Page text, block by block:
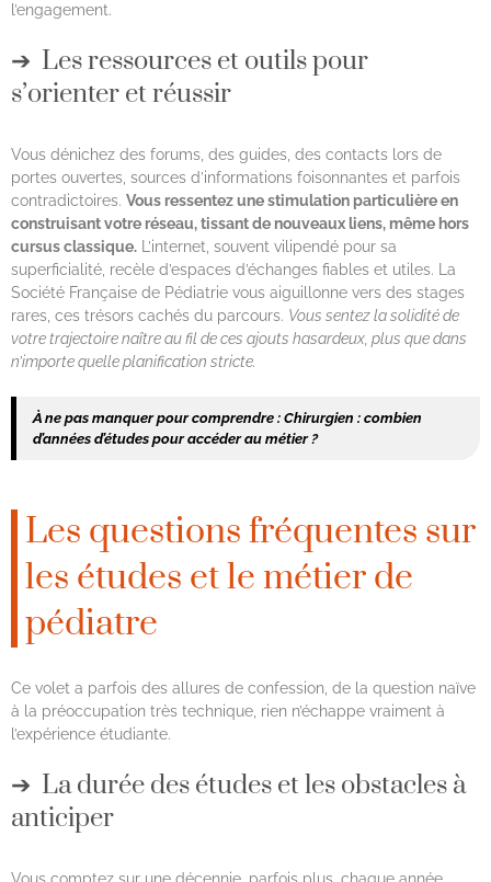
l’engagement.
Les ressources et outils pour
s’orienter et réussir
Vous dénichez des forums, des guides, des contacts lors de
portes ouvertes, sources d’informations foisonnantes et parfois
contradictoires. Vous ressentez une stimulation particulière en
construisant votre réseau, tissant de nouveaux liens, même hors
cursus classique. L’internet, souvent vilipendé pour sa
superficialité, recèle d’espaces d’échanges fiables et utiles. La
Société Française de Pédiatrie vous aiguillonne vers des stages
rares, ces trésors cachés du parcours. Vous sentez la solidité de
votre trajectoire naître au fil de ces ajouts hasardeux, plus que dans
n’importe quelle planification stricte.
À ne pas manquer pour comprendre : Chirurgien : combien
d’années d’études pour accéder au métier ?
Les questions fréquentes sur
les études et le métier de
pédiatre
Ce volet a parfois des allures de confession, de la question naïve
à la préoccupation très technique, rien n’échappe vraiment à
l’expérience étudiante.
La durée des études et les obstacles à
anticiper